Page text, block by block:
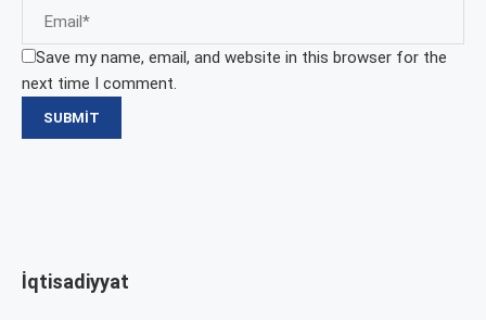
Save my name, email, and website in this browser for the
next time I comment.
İqtisadiyyat